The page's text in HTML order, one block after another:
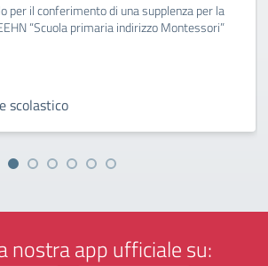
per il conferimento di una supplenza per la
“Scuola primaria indirizzo Montessori”
scolastico
nostra app ufficiale su: